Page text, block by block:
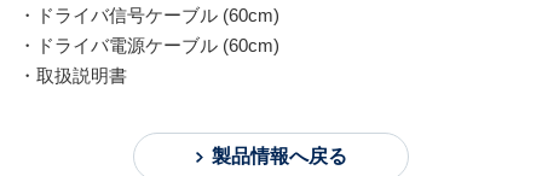
ドライバ信号ケーブル (60cm)
ドライバ電源ケーブル (60cm)
取扱説明書
製品情報へ戻る